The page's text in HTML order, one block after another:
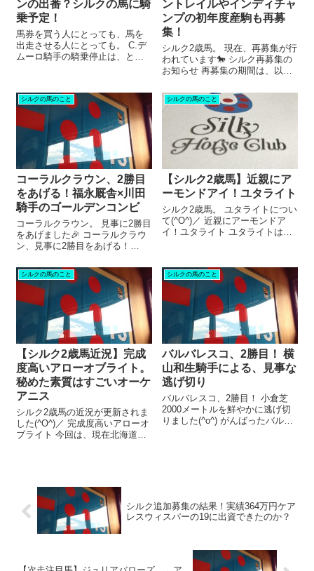
ンの出番？シルクの馬に騎
乗予定！
馬券を買う人にとっても、馬を
出走させる人にとっても。 C.デ
ムーロ騎手の騎乗停止は、とっ
のジャパンカップで、C.デムー
ロ騎手はシャフリヤールに騎
乗。 最後の直線で内側に斜...
ントレイルやインディチャ
ンプの初年度産駒も再募
集！
シルク2歳馬。 現在、再募集が行
われています🐎 シルク再募集の
お知らせ 再募集の期間は、以下
～ 1/23（木） AM10:00 再募集の
対象は、全部で36頭。 1人1頭、
1口限定！ 過去の実績は関...
シルクの馬のこと
コーラルクラウン、2勝目
をあげる！福永厩舎×川田
騎手のゴールデンコンビ
コーラルクラウン。 見事に2勝目
をあげました🎉 コーラルクラウ
ン、見事に2勝目をあげる！
勝ったコーラルクラウン。 3月の
昇級初戦は4着。 休みをはさん
で、10月の1勝クラスは3着。 そ
して。 昇級3戦目と...
シルクの馬のこと
【シルク2歳馬】近親にア
ーモンドアイ！ユタライト
シルク2歳馬。 ユタライトについ
て(^O^)／ 近親にアーモンドア
イ！ユタライト ユタライトは、
ドアイがいます。 3月に脱北し、
美浦トレセンへ。 4月にはゲート
試験を合格しました。 ...
シルクの馬のこと
【シルク2歳馬近況】完成
度高いアローオブライト。
秘めた素質はすごいオーケ
アニス
シルク2歳馬の近況が更新されま
した(^O^)／ 完成度高いアローオ
ブライト 今回は、現在北海道に
ンファーム空港 ノーザ...
シルクの馬のこと
バルバレスコ、2勝目！ 横
山和生騎手による、見事な
逃げ切り
バルバレスコ、2勝目！ 小倉芝
2000メートルを鮮やかに逃げ切
りました(^o^) がんばったバルバ
シルク追加募集の結果！実績364万円ケア
レスウィスパーの19に出資できたのか？